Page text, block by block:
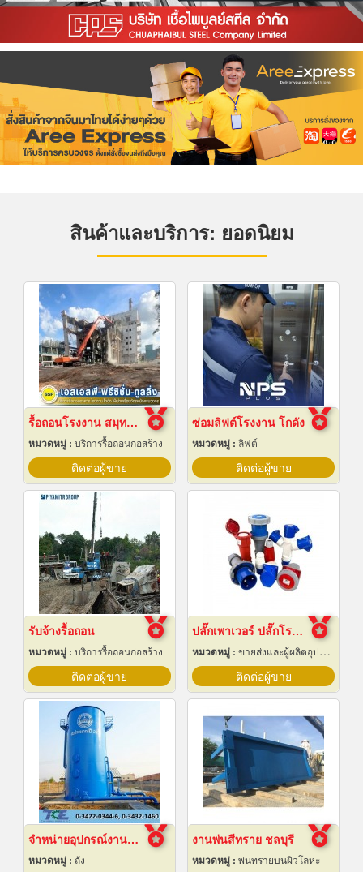
สินค้าและบริการ: ยอดนิยม
รื้อถอนโรงงาน สมุทรปราการ
หมวดหมู่ : บริการรื้อถอนก่อสร้าง
ติดต่อผู้ขาย
ซ่อมลิฟต์โรงงาน โกดัง
หมวดหมู่ : ลิฟต์
ติดต่อผู้ขาย
รับจ้างรื้อถอน
หมวดหมู่ : บริการรื้อถอนก่อสร้าง
ติดต่อผู้ขาย
ปลั๊กเพาเวอร์ ปลั๊กโรงงาน ปลั๊กอุตสาหกรรม พัทยา ชลบุรี
หมวดหมู่ : ขายส่งและผู้ผลิตอุปกรณ์เครื่องใช้ไฟฟ้า
ติดต่อผู้ขาย
จำหน่ายอุปกรณ์งานระบบประปา
หมวดหมู่ : ถัง
งานพ่นสีทราย ชลบุรี
หมวดหมู่ : พ่นทรายบนผิวโลหะ